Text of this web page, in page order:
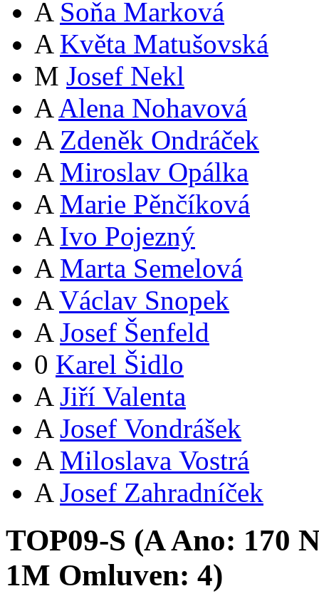
A Soňa Marková
A Květa Matušovská
M Josef Nekl
A Alena Nohavová
A Zdeněk Ondráček
A Miroslav Opálka
A Marie Pěnčíková
A Ivo Pojezný
A Marta Semelová
A Václav Snopek
A Josef Šenfeld
0 Karel Šidlo
A Jiří Valenta
A Josef Vondrášek
A Miloslava Vostrá
A Josef Zahradníček
TOP09-S (AAno: 170
1M Omluven: 4)